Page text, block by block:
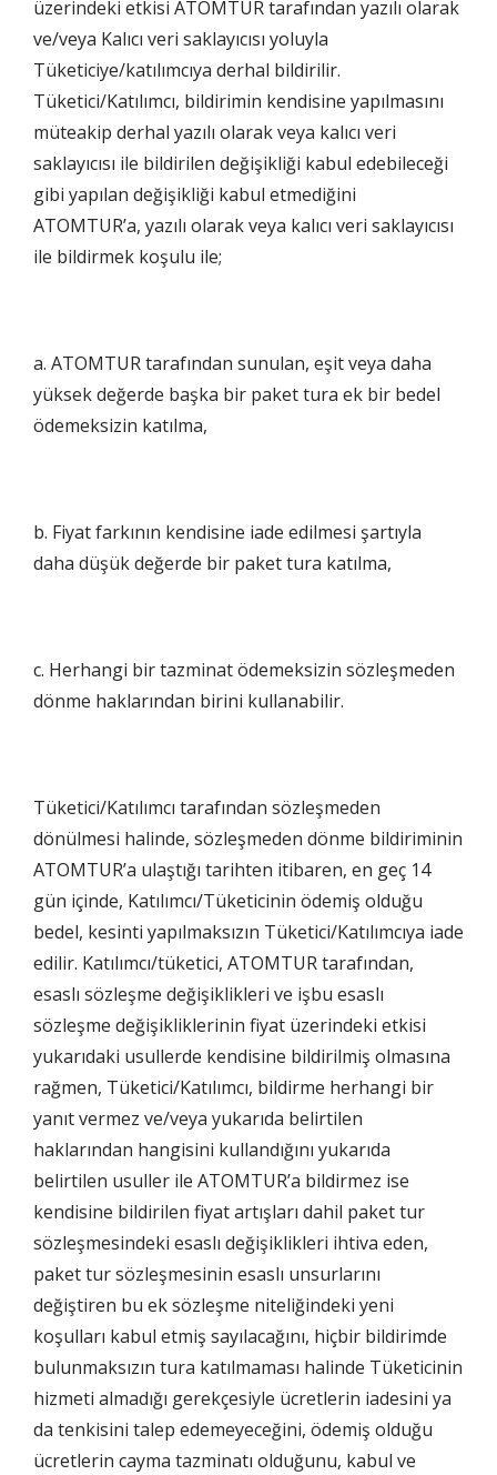
üzerindeki etkisi ATOMTUR tarafından yazılı olarak
ve/veya Kalıcı veri saklayıcısı yoluyla
Tüketiciye/katılımcıya derhal bildirilir.
Tüketici/Katılımcı, bildirimin kendisine yapılmasını
müteakip derhal yazılı olarak veya kalıcı veri
saklayıcısı ile bildirilen değişikliği kabul edebileceği
gibi yapılan değişikliği kabul etmediğini
ATOMTUR’a, yazılı olarak veya kalıcı veri saklayıcısı
ile bildirmek koşulu ile;
a. ATOMTUR tarafından sunulan, eşit veya daha
yüksek değerde başka bir paket tura ek bir bedel
ödemeksizin katılma,
b. Fiyat farkının kendisine iade edilmesi şartıyla
daha düşük değerde bir paket tura katılma,
c. Herhangi bir tazminat ödemeksizin sözleşmeden
dönme haklarından birini kullanabilir.
Tüketici/Katılımcı tarafından sözleşmeden
dönülmesi halinde, sözleşmeden dönme bildiriminin
ATOMTUR’a ulaştığı tarihten itibaren, en geç 14
gün içinde, Katılımcı/Tüketicinin ödemiş olduğu
bedel, kesinti yapılmaksızın Tüketici/Katılımcıya iade
edilir. Katılımcı/tüketici, ATOMTUR tarafından,
esaslı sözleşme değişiklikleri ve işbu esaslı
sözleşme değişikliklerinin fiyat üzerindeki etkisi
yukarıdaki usullerde kendisine bildirilmiş olmasına
rağmen, Tüketici/Katılımcı, bildirme herhangi bir
yanıt vermez ve/veya yukarıda belirtilen
haklarından hangisini kullandığını yukarıda
belirtilen usuller ile ATOMTUR’a bildirmez ise
kendisine bildirilen fiyat artışları dahil paket tur
sözleşmesindeki esaslı değişiklikleri ihtiva eden,
paket tur sözleşmesinin esaslı unsurlarını
değiştiren bu ek sözleşme niteliğindeki yeni
koşulları kabul etmiş sayılacağını, hiçbir bildirimde
bulunmaksızın tura katılmaması halinde Tüketicinin
hizmeti almadığı gerekçesiyle ücretlerin iadesini ya
da tenkisini talep edemeyeceğini, ödemiş olduğu
ücretlerin cayma tazminatı olduğunu, kabul ve